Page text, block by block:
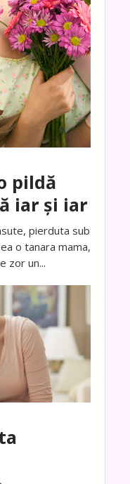
pildă
iar și iar
pierduta sub
o tanara mama,
zor un...